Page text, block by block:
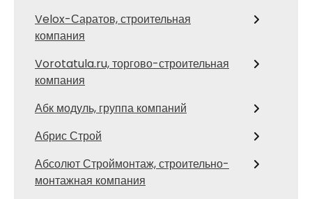
Velox-Саратов, строительная
компания
Vorotatula.ru, торгово-строительная
компания
Абк модуль, группа компаний
Абрис Строй
Абсолют Строймонтаж, строительно-
монтажная компания